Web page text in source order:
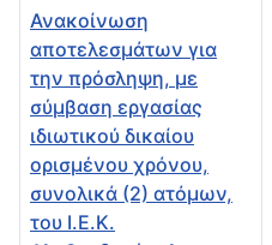
Ανακοίνωση
αποτελεσμάτων για
την πρόσληψη, με
σύμβαση εργασίας
ιδιωτικού δικαίου
ορισμένου χρόνου,
συνολικά (2) ατόμων,
του Ι.Ε.Κ.